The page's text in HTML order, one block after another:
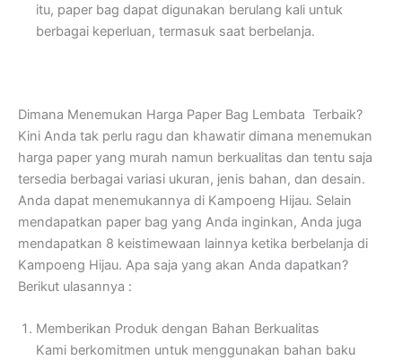
itu, paper bag dapat digunakan berulang kali untuk
berbagai keperluan, termasuk saat berbelanja.
Dimana Menemukan Harga Paper Bag Lembata Terbaik?
Kini Anda tak perlu ragu dan khawatir dimana menemukan
harga paper yang murah namun berkualitas dan tentu saja
tersedia berbagai variasi ukuran, jenis bahan, dan desain.
Anda dapat menemukannya di Kampoeng Hijau. Selain
mendapatkan paper bag yang Anda inginkan, Anda juga
mendapatkan 8 keistimewaan lainnya ketika berbelanja di
Kampoeng Hijau. Apa saja yang akan Anda dapatkan?
Berikut ulasannya :
Memberikan Produk dengan Bahan Berkualitas
Kami berkomitmen untuk menggunakan bahan baku